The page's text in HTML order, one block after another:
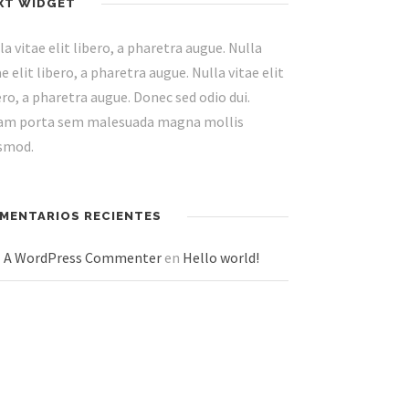
WIDGET
vitae elit libero, a pharetra augue. Nulla
elit libero, a pharetra augue. Nulla vitae elit
a pharetra augue. Donec sed odio dui.
porta sem malesuada magna mollis
RECIENTES
A WordPress Commenter en Hello world!